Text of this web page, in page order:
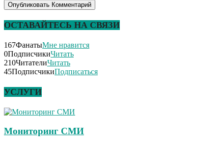
ОСТАВАЙТЕСЬ НА СВЯЗИ
167ФанатыМне нравится
0ПодписчикиЧитать
210ЧитателиЧитать
45ПодписчикиПодписаться
УСЛУГИ
Мониторинг СМИ